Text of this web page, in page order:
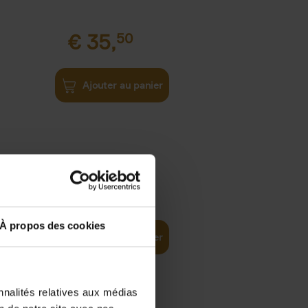
À propos des cookies
relatives aux médias
€ 35,50
Ajouter au panier
37,50
Ajouter au panier